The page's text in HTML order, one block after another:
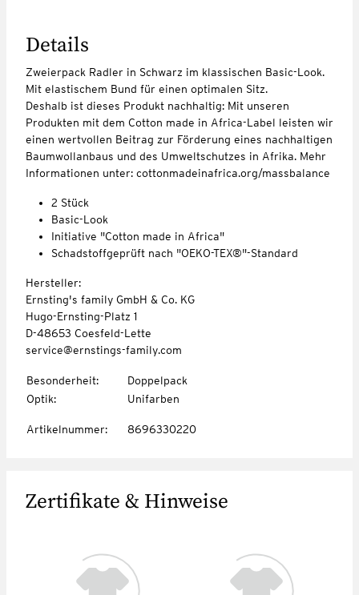
Details
Zweierpack Radler in Schwarz im klassischen Basic-Look.
Mit elastischem Bund für einen optimalen Sitz.
Deshalb ist dieses Produkt nachhaltig: Mit unseren
Produkten mit dem Cotton made in Africa-Label leisten wir
einen wertvollen Beitrag zur Förderung eines nachhaltigen
Baumwollanbaus und des Umweltschutzes in Afrika. Mehr
Informationen unter: cottonmadeinafrica.org/massbalance
2 Stück
Basic-Look
Initiative "Cotton made in Africa"
Schadstoffgeprüft nach "OEKO-TEX®"-Standard
Hersteller:
Ernsting's family GmbH & Co. KG
Hugo-Ernsting-Platz 1
D-48653 Coesfeld-Lette
service@ernstings-family.com
Besonderheit:
Doppelpack
Optik: Unifarben
Artikelnummer: 8696330220
Zertifikate & Hinweise